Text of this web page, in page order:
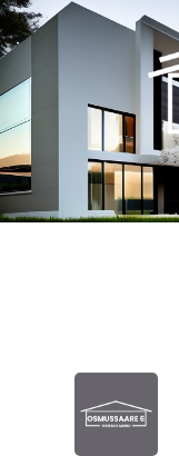
Skip
to
content